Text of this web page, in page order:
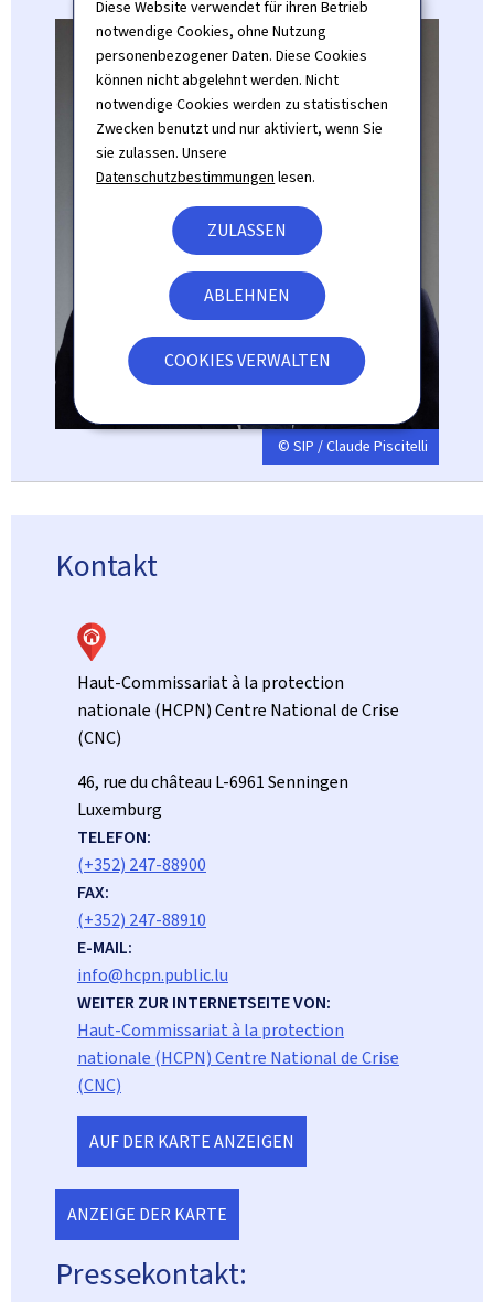
Diese Website verwendet für ihren Betrieb
notwendige Cookies, ohne Nutzung
personenbezogener Daten. Diese Cookies
können nicht abgelehnt werden. Nicht
notwendige Cookies werden zu statistischen
Zwecken benutzt und nur aktiviert, wenn Sie
sie zulassen. Unsere
Datenschutzbestimmungen lesen.
ZULASSEN
ABLEHNEN
COOKIES VERWALTEN
© SIP / Claude Piscitelli
Kontakt
Haut-Commissariat à la protection
nationale (HCPN) Centre National de Crise
(CNC)
ADRESSE:
46, rue du château L-6961Senningen
Luxemburg
TELEFON:
(+352) 247-88900
FAX:
(+352) 247-88910
E-MAIL:
info@hcpn.public.lu
WEITER ZUR INTERNETSEITE VON:
Haut-Commissariat à la protection
nationale (HCPN) Centre National de Crise
(CNC)
AUF DER KARTE ANZEIGEN
ANZEIGE DER KARTE
Pressekontakt: